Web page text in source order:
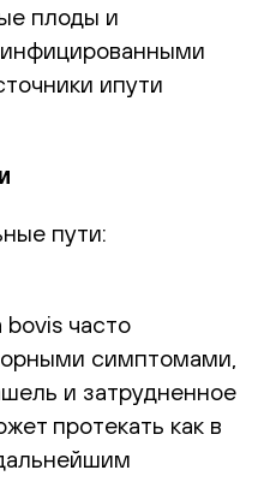
плоды и
ипути
пути:
часто
симптомами,
и затрудненное
протекать как в